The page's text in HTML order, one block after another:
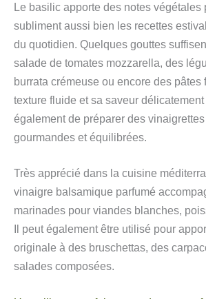
Le basilic apporte des notes végétales
subliment aussi bien les recettes
du quotidien. Quelques gouttes
salade de tomates mozzarella, des
burrata crémeuse ou encore des pâtes
texture fluide et sa saveur
également de préparer des
gourmandes et équilibrées.
Très apprécié dans la cuisine
vinaigre balsamique parfumé
marinades pour viandes blanches,
Il peut également être utilisé pour
originale à des bruschettas, des
salades composées.